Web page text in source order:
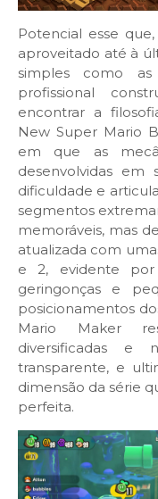
Potencial esse
aproveitado até à
simples como
profissional
encontrar a
New Super Mario
em que as
desenvolvidas em
dificuldade e
segmentos
memoráveis, mas
atualizada com
e 2, evidente
geringonças e
posicionamentos
Mario Maker
diversificadas e
transparente, e
dimensão da série
perfeita.